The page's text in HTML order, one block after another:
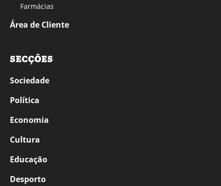
Farmácias
Área de Cliente
SECÇÕES
Sociedade
Política
Economia
Cultura
Educação
Desporto